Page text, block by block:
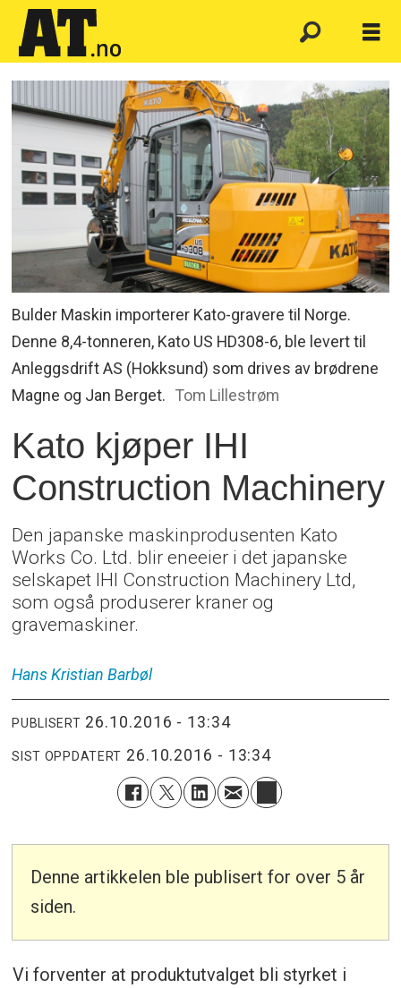
Bulder Maskin importerer Kato-gravere til Norge.
Denne 8,4-tonneren, Kato US HD308-6, ble levert til
Anleggsdrift AS (Hokksund) som drives av brødrene
Magne og Jan Berget. Tom Lillestrøm
Kato kjøper IHI
Construction Machinery
Den japanske maskinprodusenten Kato
Works Co. Ltd. blir eneeier i det japanske
selskapet IHI Construction Machinery Ltd,
som også produserer kraner og
gravemaskiner.
Hans Kristian Barbøl
PUBLISERT 26.10.2016 - 13:34
SIST OPPDATERT 26.10.2016 - 13:34
Denne artikkelen ble publisert for over 5 år
siden.
Vi forventer at produktutvalget bli styrket i